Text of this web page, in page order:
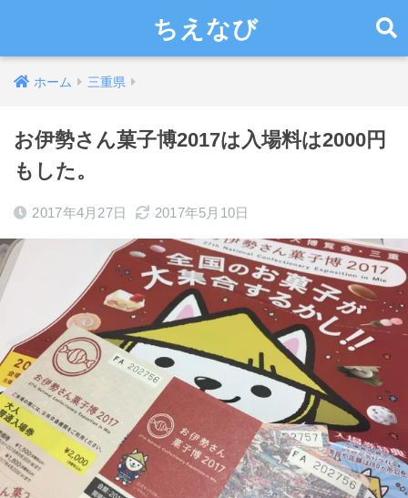
ちえなび
ホーム 三重県
お伊勢さん菓子博2017は入場料は2000円
もした。
2017年4月27日 2017年5月10日